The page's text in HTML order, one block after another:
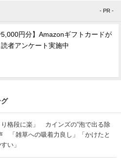
- PR -
5,000円分】Amazonギフトカードが
者アンケート実施中
り格段に楽」 カインズの“泡で出る除
「雑草への吸着力良し」「かけたと
い」